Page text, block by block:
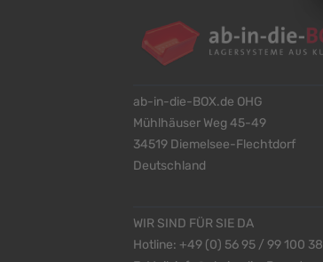
ab-in-die-BOX.de OHG
Mühlhäuser Weg 45-49
34519 Diemelsee-Flechtdorf
Deutschland
WIR SIND FÜR SIE DA
Hotline: +49 (0) 56 95 / 99 100 38